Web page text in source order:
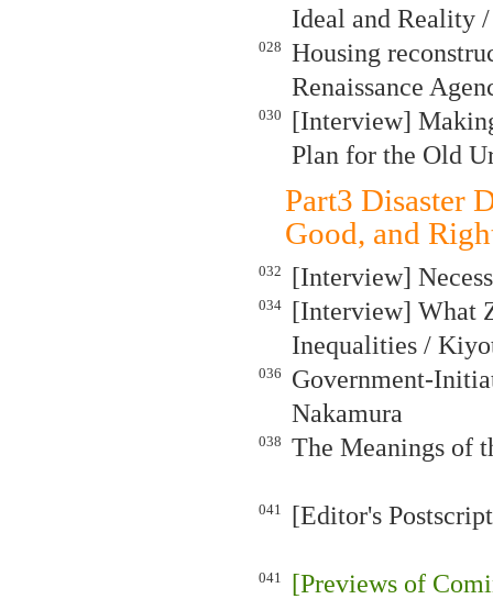
Ideal and Reality
028
Housing
Renaissance
030
[Interview]
Plan for the Old
Part3 Disaster
Good, and
032 [Interview]
034
[Interview] What
Inequalities /
036
Government-
Nakamura
038 The Meanings of
041 [Editor's
041
[Previews of